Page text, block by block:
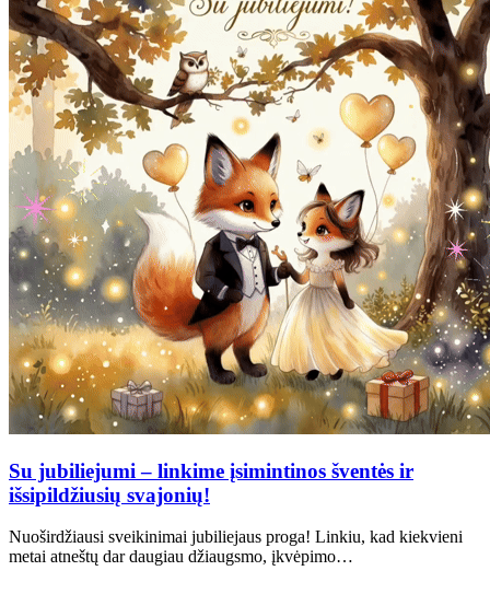
Su jubiliejumi – linkime įsimintinos šventės ir
išsipildžiusių svajonių!
Nuoširdžiausi sveikinimai jubiliejaus proga! Linkiu, kad kiekvieni
metai atneštų dar daugiau džiaugsmo, įkvėpimo…